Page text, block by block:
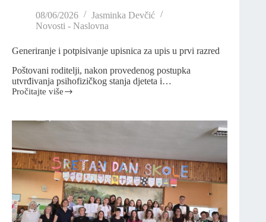
08/06/2026
Jasminka Devčić
Novosti - Naslovna
Generiranje i potpisivanje upisnica za upis u prvi razred
Poštovani roditelji, nakon provedenog postupka
utvrđivanja psihofizičkog stanja djeteta i…
Pročitajte više